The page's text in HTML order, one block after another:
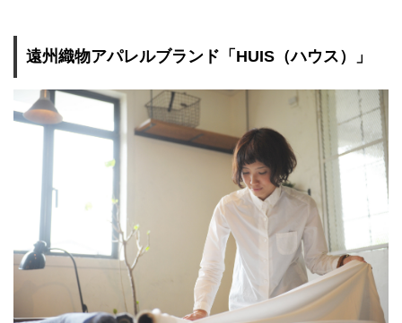
遠州織物アパレルブランド「HUIS（ハウス）」